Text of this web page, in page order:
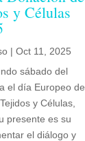
y Células
|Oct 11, 2025
sábado del
el día Europeo de
y Células,
presente es su
el diálogo y